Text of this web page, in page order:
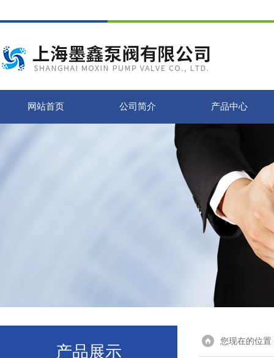
网站首页 公司简介 产品中心
产品展示
您现在的位置